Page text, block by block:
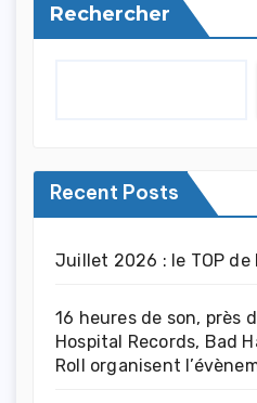
Rechercher
Recent Posts
Juillet 2026 : le TOP de
16 heures de son, près
Hospital Records, Bad
Roll organisent